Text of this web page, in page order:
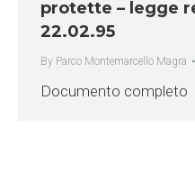
protette – legge
22.02.95
By Parco Montemarcello Magra
Documento completo